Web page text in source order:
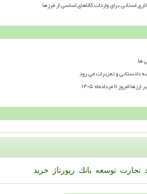
ها
دادستانی و تعزیرات می رود
۱۱ مردادماه ۱۴۰۵
تجارت توسعه بانك رپورتاژ خرید